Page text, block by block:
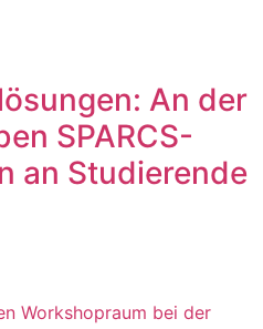
An der
SPARCS-
an Studierende